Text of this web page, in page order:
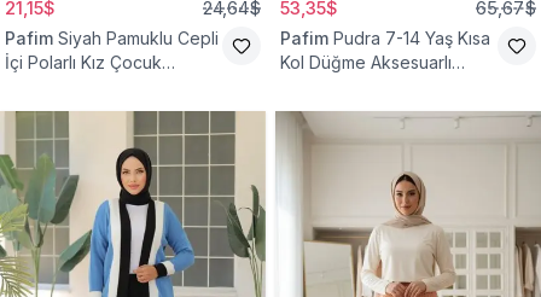
21,15$ 24,64$
Pafim Siyah Pamuklu Cepli
İçi Polarlı Kız Çocuk
53,35$ 65,67$
Pafim Pudra 7-14 Yaş Kısa
Kol Düğme Aksesuarlı